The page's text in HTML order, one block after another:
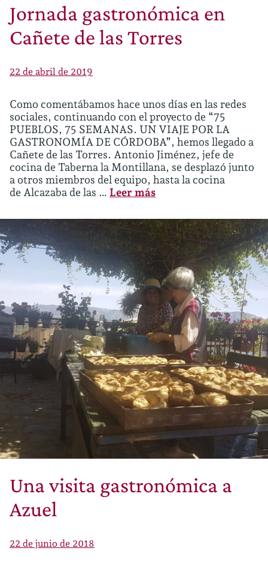
Jornada gastronómica en
Cañete de las Torres
22 de abril de 2019
Como comentábamos hace unos días en las redes
sociales, continuando con el proyecto de “75
PUEBLOS, 75 SEMANAS. UN VIAJE POR LA
GASTRONOMÍA DE CÓRDOBA”, hemos llegado a
Cañete de las Torres. Antonio Jiménez, jefe de
cocina de Taberna la Montillana, se desplazó junto
a otros miembros del equipo, hasta la cocina
de Alcazaba de las … Leer más
Una visita gastronómica a
Azuel
22 de junio de 2018